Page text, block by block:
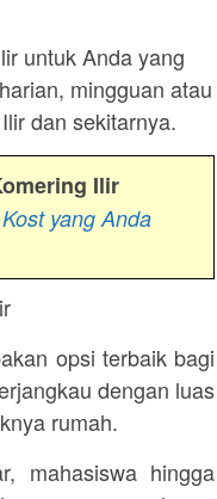
untuk Anda yang
mingguan atau
dan sekitarnya.
Ilir
yang Anda
opsi terbaik bagi
dengan luas
rumah.
mahasiswa hingga